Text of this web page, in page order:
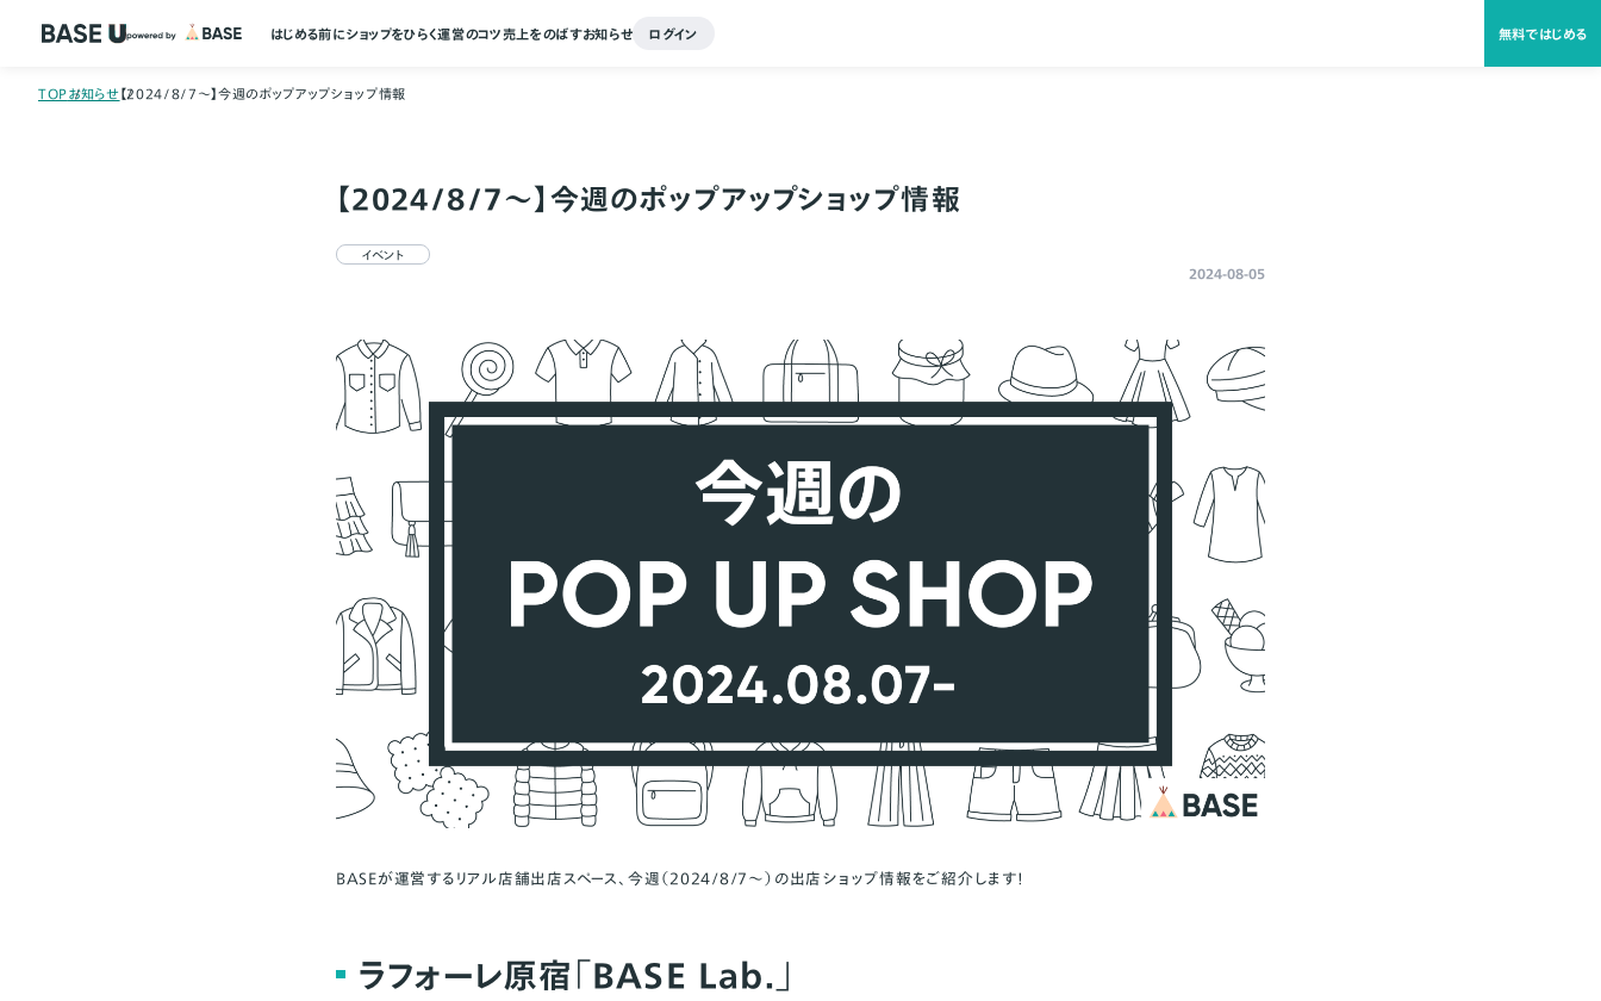
はじめる前にショップをひらく運営のコツ売上をのばすお知らせ ログイン 無料ではじめる
TOPお知らせ【2024/8/7～】今週のポップアップショップ情報
【2024/8/7～】今週のポップアップショップ情報
イベント
2024-08-05
BASEが運営するリアル店舗出店スペース、今週（2024/8/7〜）の出店ショップ情報をご紹介します！
ラフォーレ原宿「BASE Lab.」